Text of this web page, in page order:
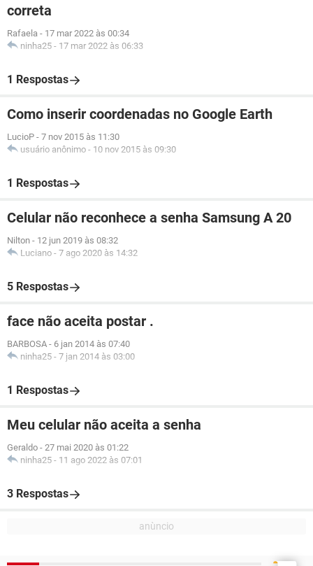
correta
Rafaela - 17 mar 2022 às 00:34
ninha25 - 17 mar 2022 às 06:33
1 Respostas
Como inserir coordenadas no Google Earth
LucioP - 7 nov 2015 às 11:30
usuário anônimo - 10 nov 2015 às 09:30
1 Respostas
Celular não reconhece a senha Samsung A 20
Nilton - 12 jun 2019 às 08:32
Luciano - 7 ago 2020 às 14:32
5 Respostas
face não aceita postar .
BARBOSA - 6 jan 2014 às 07:40
ninha25 - 7 jan 2014 às 03:00
1 Respostas
Meu celular não aceita a senha
Geraldo - 27 mai 2020 às 01:22
ninha25 - 11 ago 2022 às 07:01
3 Respostas